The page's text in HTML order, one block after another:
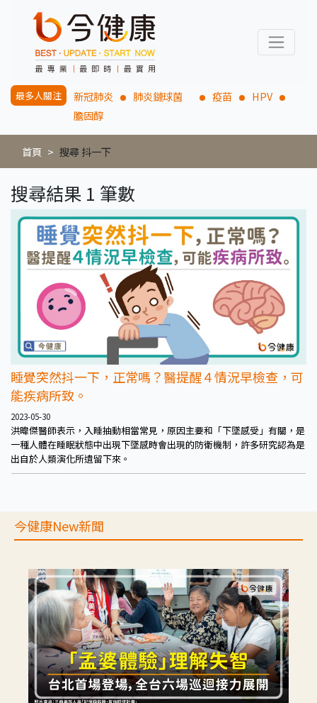
最多人關注 新冠肺炎 肺炎鏈球菌 疫苗
HPV
膽固醇
首頁 搜尋 抖一下
搜尋結果 1 筆數
睡覺突然抖一下，正常嗎？醫提醒４情況早檢查，可
能疾病所致。
2023-05-30
洪暐傑醫師表示，入睡抽動相當常見，原因主要和「下墜感受」有關，是
一種人體在睡眠狀態中出現下墜感時會出現的防衛機制，許多研究認為是
出自於人類演化所遺留下來。
今健康New新聞